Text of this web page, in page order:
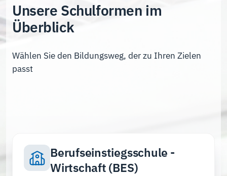
Unsere Schulformen im
Überblick
Wählen Sie den Bildungsweg, der zu Ihren Zielen
passt
Berufseinstiegsschule -
Wirtschaft (BES)